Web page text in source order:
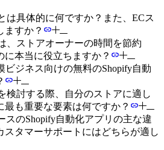
は具体的に何ですか？また、ECス
ますか？
、ストアオーナーの時間を節約
に本当に役立ちますか？
ビジネス向けの無料のShopify自動
検討する際、自分のストアに適し
も重要な要素は何ですか？
スのShopify自動化アプリの主な違
スタマーサポートにはどちらが適し